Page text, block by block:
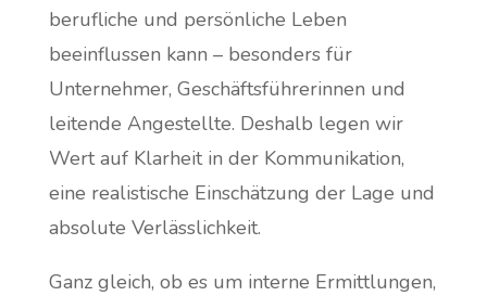
berufliche und persönliche Leben
beeinflussen kann – besonders für
Unternehmer, Geschäftsführerinnen und
leitende Angestellte. Deshalb legen wir
Wert auf Klarheit in der Kommunikation,
eine realistische Einschätzung der Lage und
absolute Verlässlichkeit.
Ganz gleich, ob es um interne Ermittlungen,